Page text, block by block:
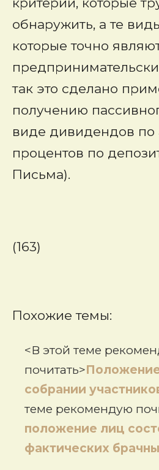
обнаружить, а те
которые точно
так это сделано
получению
виде дивидендов по
процентов по
Письма).
(163)
Похожие темы:
<В этой теме
почитать>
собрании
теме рекомендую
положение лиц
фактических